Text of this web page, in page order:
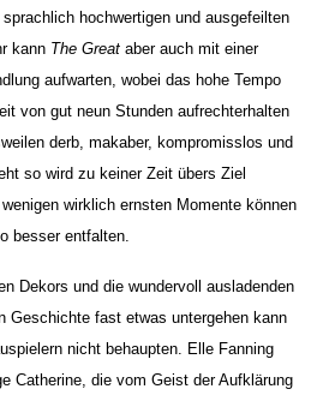
hochwertigen und ausgefeilten
kann The Great aber auch mit einer
aufwarten, wobei das hohe Tempo
von gut neun Stunden aufrechterhalten
derb, makaber, kompromisslos und
so wird zu keiner Zeit übers Ziel
wirklich ernsten Momente können
besser entfalten.
Dekors und die wundervoll ausladenden
Geschichte fast etwas untergehen kann
nicht behaupten. Elle Fanning
Catherine, die vom Geist der Aufklärung